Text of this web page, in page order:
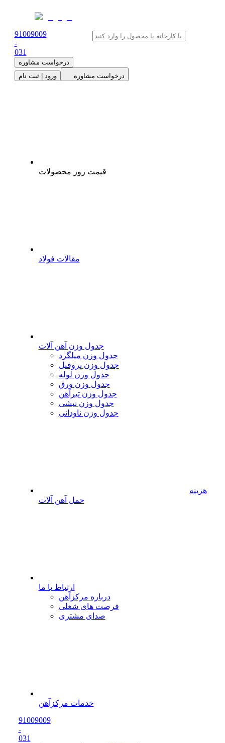
91009009
-
031
درخواست مشاوره
ورود | ثبت نام
درخواست مشاوره
قیمت روز محصولات
مقالات فولاد
جدول وزن آهن آلات
جدول وزن میلگرد
جدول وزن پروفیل
جدول وزن لوله
جدول وزن ورق
جدول وزن تیرآهن
جدول وزن نبشی
جدول وزن ناودانی
هزینه
حمل آهن آلات
ارتباط با ما
درباره مرکزآهن
فرصت های شغلی
صدای مشتری
خدمات مرکزآهن
91009009
-
031